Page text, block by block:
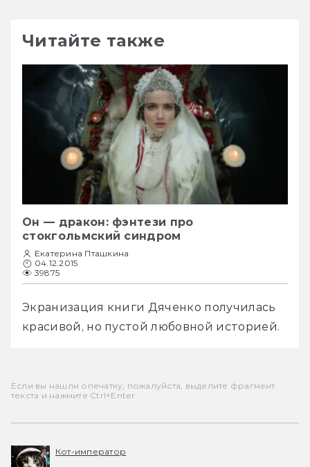
Читайте также
Он — дракон: фэнтези про
стокгольмский синдром
Екатерина Пташкина
04.12.2015
39875
Экранизация книги Дяченко получилась
красивой, но пустой любовной историей.
Если вы нашли опечатку, пожалуйста, выделите фрагмент
текста и нажмите Ctrl+Enter.
Кот-император